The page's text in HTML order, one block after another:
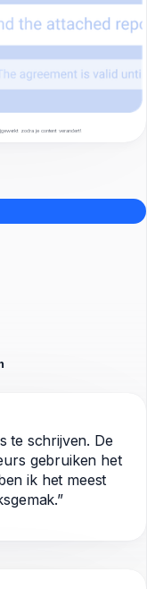
zodra je content verandert!
te schrijven. De
gebruiken het
ik het meest